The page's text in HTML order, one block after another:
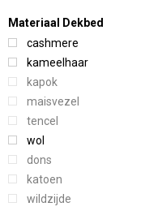
Materiaal Dekbed
cashmere
kameelhaar
kapok
maisvezel
tencel
wol
dons
katoen
wildzijde